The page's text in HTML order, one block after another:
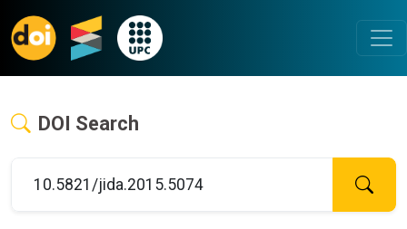
DOI Search